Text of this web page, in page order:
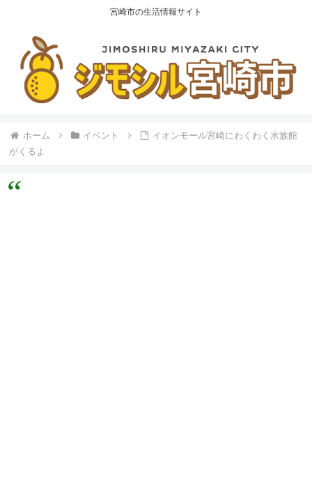
宮崎市の生活情報サイト
ホーム イベント
イオンモール宮崎にわくわく水族館
がくるよ